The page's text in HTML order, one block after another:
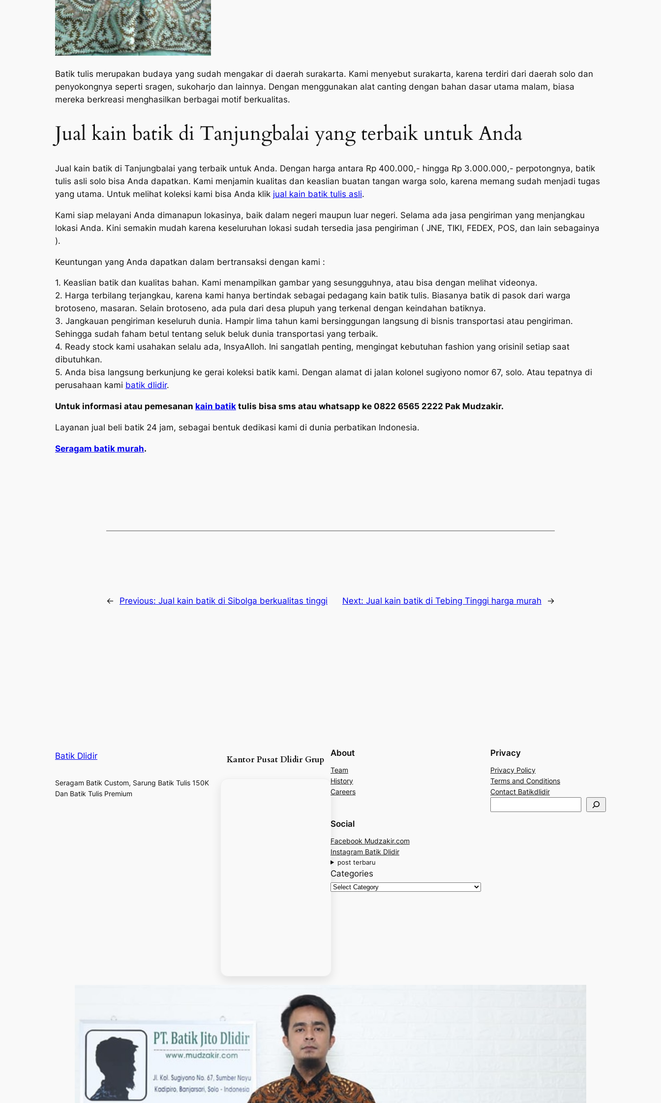
Batik tulis merupakan budaya yang sudah mengakar di daerah surakarta. Kami menyebut surakarta, karena terdiri dari daerah solo dan
penyokongnya seperti sragen, sukoharjo dan lainnya. Dengan menggunakan alat canting dengan bahan dasar utama malam, biasa
mereka berkreasi menghasilkan berbagai motif berkualitas.
Jual kain batik di Tanjungbalai yang terbaik untuk Anda
Jual kain batik di Tanjungbalai yang terbaik untuk Anda. Dengan harga antara Rp 400.000,- hingga Rp 3.000.000,- perpotongnya, batik
tulis asli solo bisa Anda dapatkan. Kami menjamin kualitas dan keaslian buatan tangan warga solo, karena memang sudah menjadi tugas
yang utama. Untuk melihat koleksi kami bisa Anda klik jual kain batik tulis asli.
Kami siap melayani Anda dimanapun lokasinya, baik dalam negeri maupun luar negeri. Selama ada jasa pengiriman yang menjangkau
lokasi Anda. Kini semakin mudah karena keseluruhan lokasi sudah tersedia jasa pengiriman ( JNE, TIKI, FEDEX, POS, dan lain sebagainya
).
Keuntungan yang Anda dapatkan dalam bertransaksi dengan kami :
1. Keaslian batik dan kualitas bahan. Kami menampilkan gambar yang sesungguhnya, atau bisa dengan melihat videonya.
2. Harga terbilang terjangkau, karena kami hanya bertindak sebagai pedagang kain batik tulis. Biasanya batik di pasok dari warga
brotoseno, masaran. Selain brotoseno, ada pula dari desa plupuh yang terkenal dengan keindahan batiknya.
3. Jangkauan pengiriman keseluruh dunia. Hampir lima tahun kami bersinggungan langsung di bisnis transportasi atau pengiriman.
Sehingga sudah faham betul tentang seluk beluk dunia transportasi yang terbaik.
4. Ready stock kami usahakan selalu ada, InsyaAlloh. Ini sangatlah penting, mengingat kebutuhan fashion yang orisinil setiap saat
dibutuhkan.
5. Anda bisa langsung berkunjung ke gerai koleksi batik kami. Dengan alamat di jalan kolonel sugiyono nomor 67, solo. Atau tepatnya di
perusahaan kami batik dlidir.
Untuk informasi atau pemesanan kain batik tulis bisa sms atau whatsapp ke 0822 6565 2222 Pak Mudzakir.
Layanan jual beli batik 24 jam, sebagai bentuk dedikasi kami di dunia perbatikan Indonesia.
Seragam batik murah.
← Previous: Jual kain batik di Sibolga berkualitas tinggi Next: Jual kain batik di Tebing Tinggi harga murah →
Batik Dlidir
Seragam Batik Custom, Sarung Batik Tulis 150K
Dan Batik Tulis Premium
Kantor Pusat Dlidir Grup
About
Team
History
Careers
Privacy
Privacy Policy
Terms and Conditions
Contact Batikdlidir
e
Social
Facebook Mudzakir.com
Instagram Batik Dlidir
post terbaru
Categories